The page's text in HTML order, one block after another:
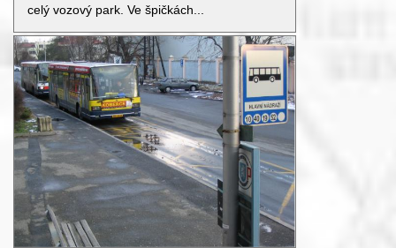
celý vozový park. Ve špičkách...